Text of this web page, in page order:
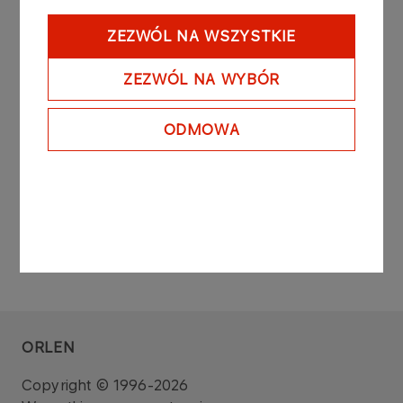
ZEZWÓL NA WSZYSTKIE
ZEZWÓL NA WYBÓR
ODMOWA
Raport sporządzono na podstawie: art. 160 ust. 4
ustawy z dnia 29 lipca 2005 roku o obrocie
instrumentami finansowymi (Dz. U. z 2010 r. Nr 211,
poz. 1384 z późniejszymi zmianami).
Zarząd PKN ORLEN S.A.
ORLEN
Copyright © 1996-2026